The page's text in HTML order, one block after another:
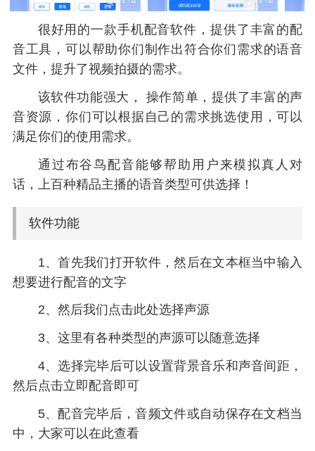
很好用的一款手机配音软件，提供了丰富的配
音工具，可以帮助你们制作出符合你们需求的语音
文件，提升了视频拍摄的需求。
该软件功能强大， 操作简单，提供了丰富的声
音资源，你们可以根据自己的需求挑选使用，可以
满足你们的使用需求。
通过布谷鸟配音能够帮助用户来模拟真人对
话，上百种精品主播的语音类型可供选择！
软件功能
1、首先我们打开软件，然后在文本框当中输入
想要进行配音的文字
2、然后我们点击此处选择声源
3、这里有各种类型的声源可以随意选择
4、选择完毕后可以设置背景音乐和声音间距，
然后点击立即配音即可
5、配音完毕后，音频文件或自动保存在文档当
中，大家可以在此查看